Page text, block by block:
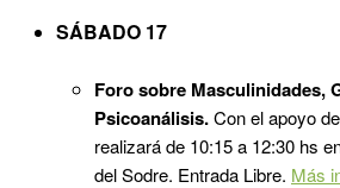
SÁBADO 17
Foro sobre Masculinidades,
Psicoanálisis.Con el apoyo
realizará de 10:15 a 12:30 hs
del Sodre. Entrada Libre. Más